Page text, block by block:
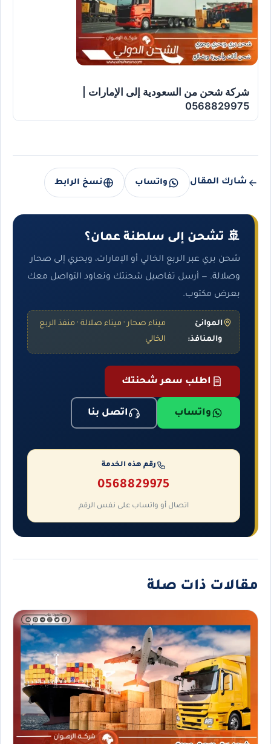
شركة شحن من السعودية إلى الإمارات |
0568829975
شارك المقال واتساب نسخ الرابط
🚢 تشحن إلى سلطنة عمان؟
شحن بري عبر الربع الخالي أو الإمارات، وبحري إلى صحار
وصلالة. — أرسل تفاصيل شحنتك ونعاود التواصل معك
بعرض مكتوب.
الموانئ
والمنافذ:
ميناء صحار · ميناء صلالة · منفذ الربع
الخالي
اطلب سعر شحنتك
واتساب اتصل بنا
رقم هذه الخدمة
0568829975
اتصال أو واتساب على نفس الرقم
مقالات ذات صلة